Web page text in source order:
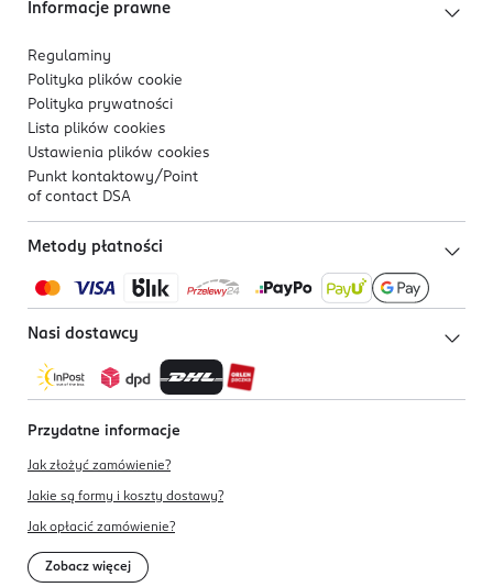
Informacje prawne
Regulaminy
Polityka plików cookie
Polityka prywatności
Lista plików cookies
Ustawienia plików cookies
Punkt kontaktowy/ Point
of contact DSA
Metody płatności
Nasi dostawcy
Przydatne informacje
Jak złożyć zamówienie?
Jakie są formy i koszty dostawy?
Jak opłacić zamówienie?
Zobacz więcej